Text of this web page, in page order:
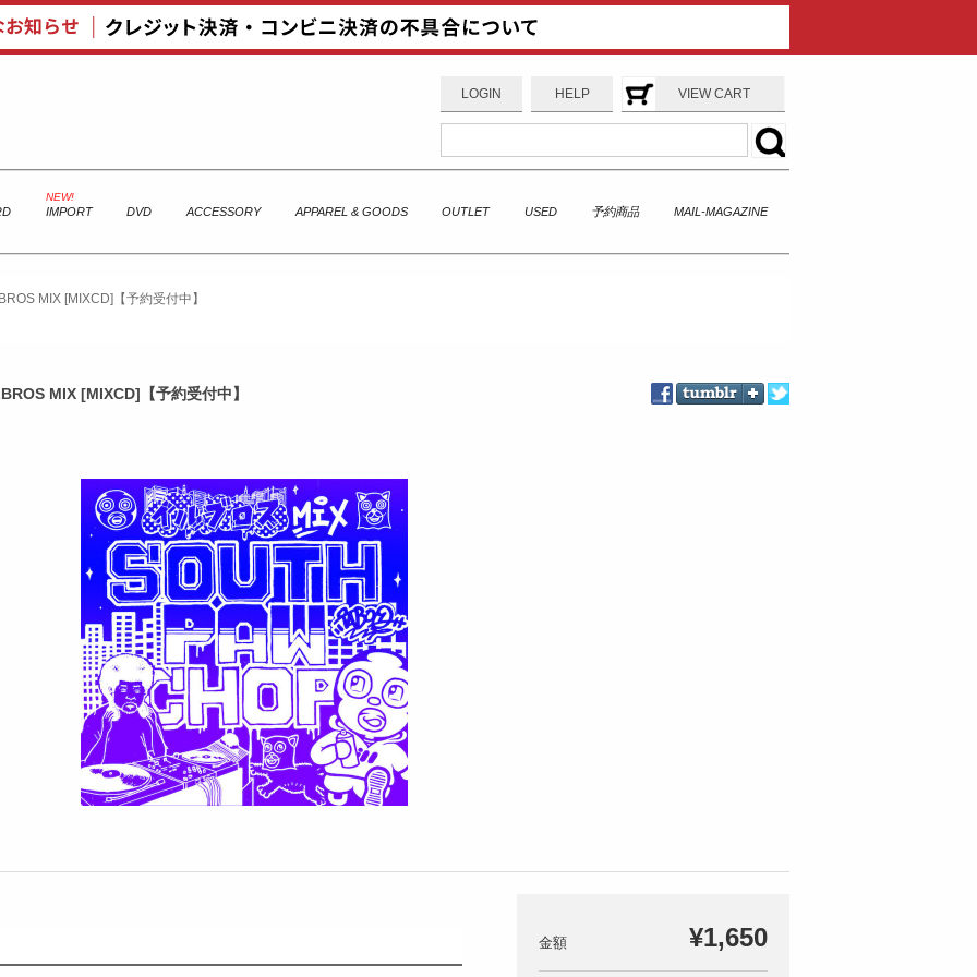
LOGIN HELP VIEW CART
IMPORT DVD ACCESSORY APPAREL & GOODS OUTLET USED 予約商品 MAIL-MAGAZINE
MIX [MIXCD]【予約受付中】
MIX [MIXCD]【予約受付中】
¥1,650